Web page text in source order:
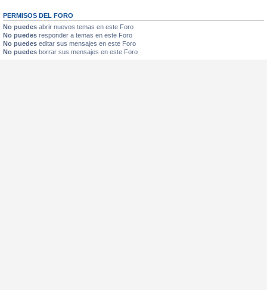
PERMISOS DEL FORO
No puedes abrir nuevos temas en este Foro
No puedes responder a temas en este Foro
No puedes editar sus mensajes en este Foro
No puedes borrar sus mensajes en este Foro